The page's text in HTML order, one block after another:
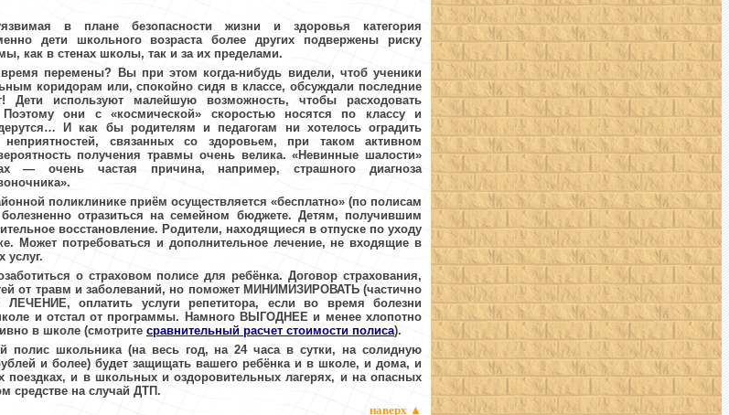
в плане безопасности жизни и здоровья категория
дети школьного возраста более других подвержены риску
как в стенах школы, так и за их пределами.
перемены? Вы при этом когда-нибудь видели, чтоб ученики
коридорам или, спокойно сидя в классе, обсуждали последние
Дети используют малейшую возможность, чтобы расходовать
они с «космической» скоростью носятся по классу и
И как бы родителям и педагогам ни хотелось оградить
связанных со здоровьем, при таком активном
получения травмы очень велика. «Невинные шалости»
— очень частая причина, например, страшного диагноза
поликлинике приём осуществляется «бесплатно» (по полисам
отразиться на семейном бюджете. Детям, получившим
восстановление. Родители, находящиеся в отпуске по уходу
Может потребоваться и дополнительное лечение, не входящие в
услуг.
о страховом полисе для ребёнка. Договор страхования,
от травм и заболеваний, но поможет МИНИМИЗИРОВАТЬ(частично
ЛЕЧЕНИЕ, оплатить услуги репетитора, если во время болезни
и отстал от программы. Намного ВЫГОДНЕЕ и менее хлопотно
в школе (смотрите сравнительный расчет стоимости полиса).
полис школьника (на весь год, на 24 часа в сутки, на солидную
и более) будет защищать вашего ребёнка и в школе, и дома, и
поездках, и в школьных и оздоровительных лагерях, и на опасных
средстве на случай ДТП.
наверх ▲